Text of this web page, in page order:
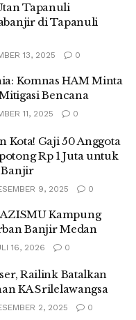
Tapanuli
di Tapanuli
13, 2025 0
Komnas HAM Minta
Bencana
11, 2025 0
Kota! Gaji 50 Anggota
Rp 1 Juta untuk
Banjir
9, 2025 0
Kampung
Banjir Medan
16, 2026 0
Railink Batalkan
KA Srilelawangsa
2, 2025 0